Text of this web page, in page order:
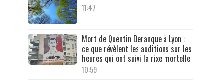
11:47
Mort de Quentin Deranque à Lyon :
ce que révèlent les auditions sur les
heures qui ont suivi la rixe mortelle
10:59